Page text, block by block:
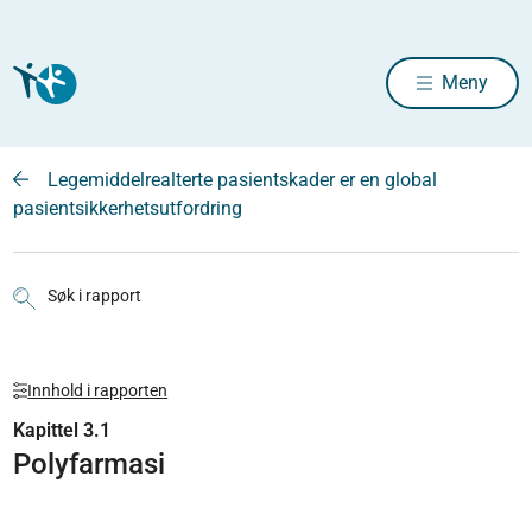
Meny
Legemiddelrealterte pasientskader er en global
pasientsikkerhetsutfordring
Søk i rapport
Innhold i rapporten
Kapittel 3.1
Polyfarmasi